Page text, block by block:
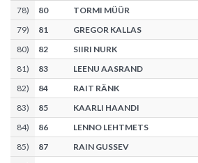
78) 80
TORMI MÜÜR
79) 81
GREGOR KALLAS
80) 82
SIIRI NURK
81) 83
LEENU AASRAND
82) 84
RAIT RÄNK
83) 85
KAARLI HAANDI
84) 86
LENNO LEHTMETS
85) 87
RAIN GUSSEV